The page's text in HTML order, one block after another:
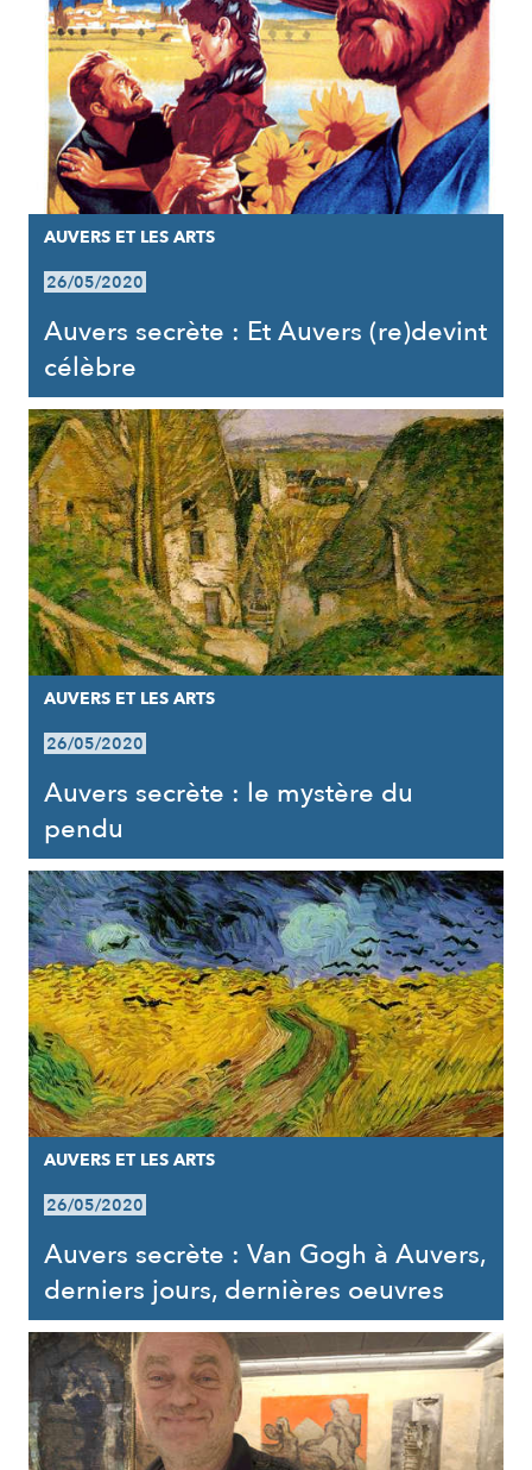
AUVERS ET LES ARTS
26/05/2020
Auvers secrète : Et Auvers (re)devint
célèbre
AUVERS ET LES ARTS
26/05/2020
Auvers secrète : le mystère du
pendu
AUVERS ET LES ARTS
26/05/2020
Auvers secrète : Van Gogh à Auvers,
derniers jours, dernières oeuvres